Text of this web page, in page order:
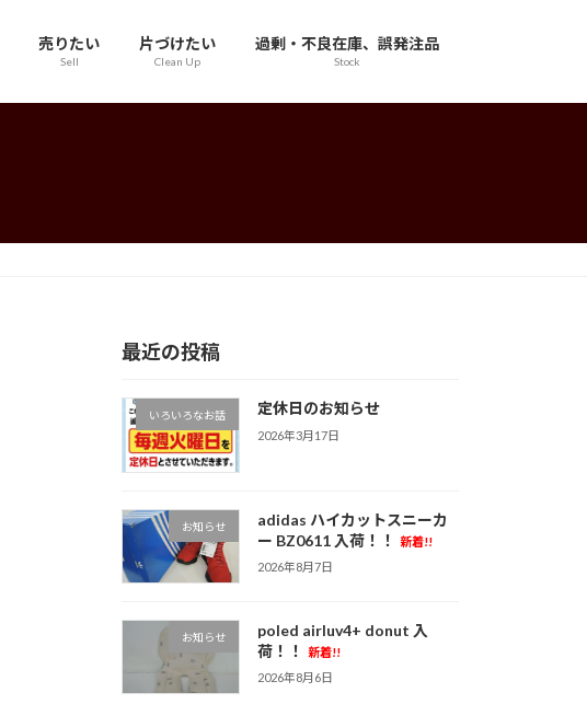
売りたい
Sell
片づけたい
Clean Up
過剰・不良在庫、誤発注品
Stock
最近の投稿
いろいろなお話 定休日のお知らせ
2026年3月17日
お知らせ
adidas ハイカットスニーカ
ー BZ0611 入荷！！
新着!!
2026年8月7日
お知らせ
poled airluv4+ donut 入
荷！！
新着!!
2026年8月6日